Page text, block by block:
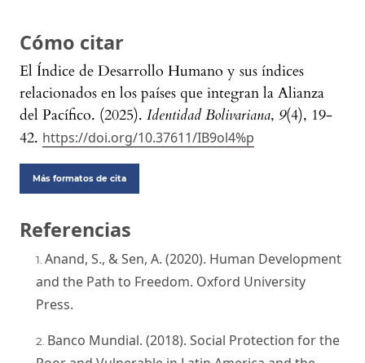
Cómo citar
El Índice de Desarrollo Humano y sus índices
relacionados en los países que integran la Alianza
del Pacífico. (2025). Identidad Bolivariana, 9(4), 19-
42. https://doi.org/10.37611/IB9ol4%p
Más formatos de cita
Referencias
Anand, S., & Sen, A. (2020). Human Development
and the Path to Freedom. Oxford University
Press.
Banco Mundial. (2018). Social Protection for the